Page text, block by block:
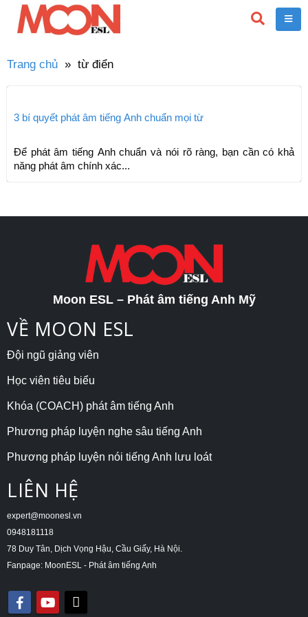
Trang chủ » từ điển
3 bí quyết phát âm tiếng Anh chuẩn mọi từ
Để phát âm tiếng Anh chuẩn và nói rõ ràng, bạn cần có khả
năng phát âm chính xác...
Moon ESL – Phát âm tiếng Anh Mỹ
VỀ MOON ESL
Đội ngũ giảng viên
Học viên tiêu biểu
Khóa (COACH) phát âm tiếng Anh
Phương pháp luyện nghe sâu tiếng Anh
Phương pháp luyện nói tiếng Anh lưu loát
LIÊN HỆ
expert@moonesl.vn
0948181118
78 Duy Tân, Dịch Vọng Hậu, Cầu Giấy, Hà Nội.
Fanpage: MoonESL - Phát âm tiếng Anh